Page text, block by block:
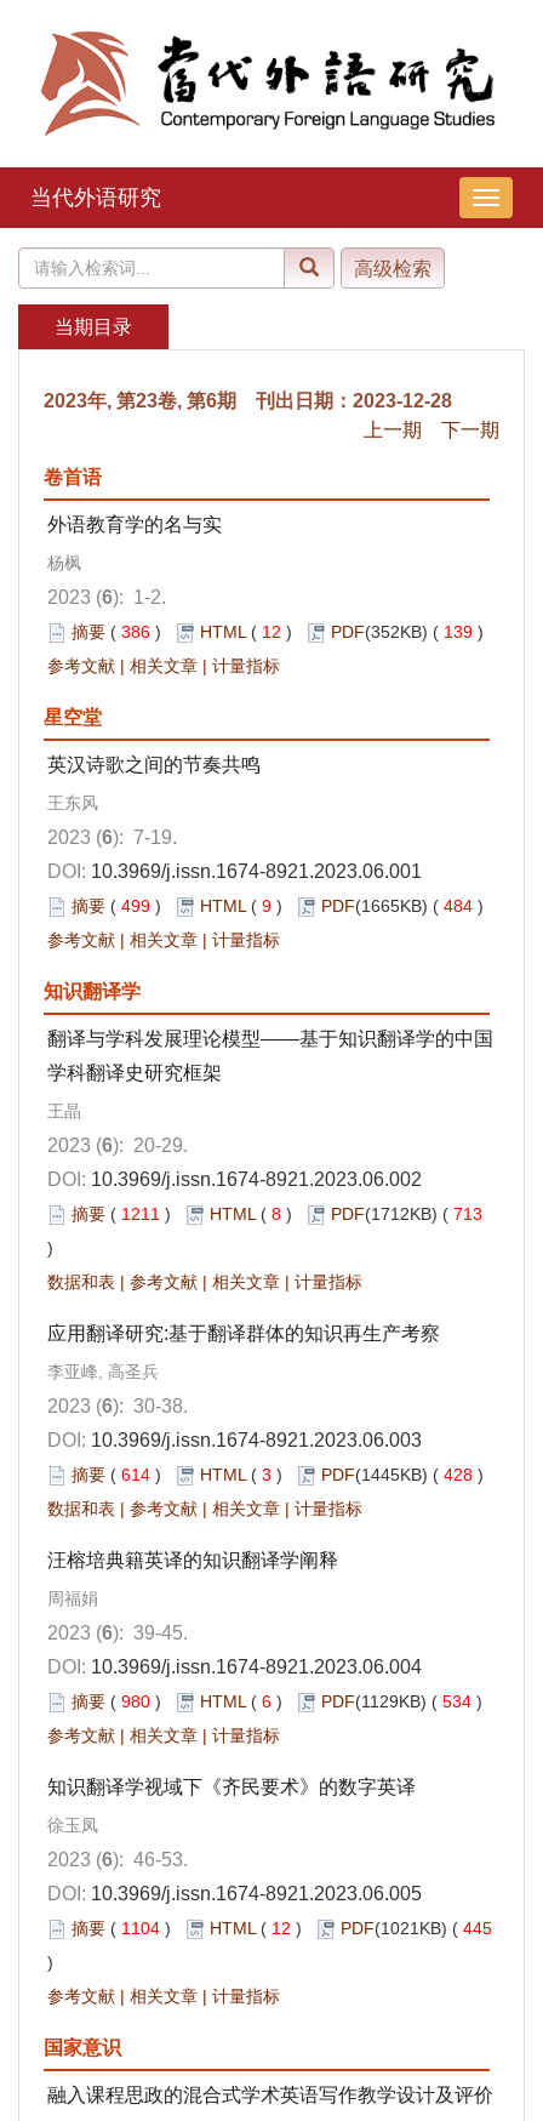
导
航
当代外语研究
当期目录
2023年, 第23卷, 第6期 刊出日期：2023-12-28
上一期
下一期
卷首语
外语教育学的名与实
杨枫
2023 (6): 1-2.
摘要 ( 386 ) HTML ( 12 ) PDF(352KB) ( 139 )
参考文献 | 相关文章 | 计量指标
星空堂
英汉诗歌之间的节奏共鸣
王东风
2023 (6): 7-19.
DOI: 10.3969/j.issn.1674-8921.2023.06.001
摘要 ( 499 ) HTML ( 9 ) PDF(1665KB) ( 484 )
参考文献 | 相关文章 | 计量指标
知识翻译学
翻译与学科发展理论模型——基于知识翻译学的中国
学科翻译史研究框架
王晶
2023 (6): 20-29.
DOI: 10.3969/j.issn.1674-8921.2023.06.002
摘要 ( 1211 ) HTML ( 8 ) PDF(1712KB) ( 713
)
数据和表 | 参考文献 | 相关文章 | 计量指标
应用翻译研究:基于翻译群体的知识再生产考察
李亚峰, 高圣兵
2023 (6): 30-38.
DOI: 10.3969/j.issn.1674-8921.2023.06.003
摘要 ( 614 ) HTML ( 3 ) PDF(1445KB) ( 428 )
数据和表 | 参考文献 | 相关文章 | 计量指标
汪榕培典籍英译的知识翻译学阐释
周福娟
2023 (6): 39-45.
DOI: 10.3969/j.issn.1674-8921.2023.06.004
摘要 ( 980 ) HTML ( 6 ) PDF(1129KB) ( 534 )
参考文献 | 相关文章 | 计量指标
知识翻译学视域下《齐民要术》的数字英译
徐玉凤
2023 (6): 46-53.
DOI: 10.3969/j.issn.1674-8921.2023.06.005
摘要 ( 1104 ) HTML ( 12 ) PDF(1021KB) ( 445
)
参考文献 | 相关文章 | 计量指标
国家意识
融入课程思政的混合式学术英语写作教学设计及评价